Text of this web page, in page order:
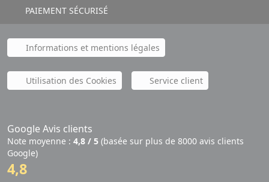
PAIEMENT SÉCURISÉ
Informations et mentions légales
Utilisation des Cookies Service client
Google Avis clients
Note moyenne : 4,8 / 5 (basée sur plus de 8000 avis clients
Google)
4,8